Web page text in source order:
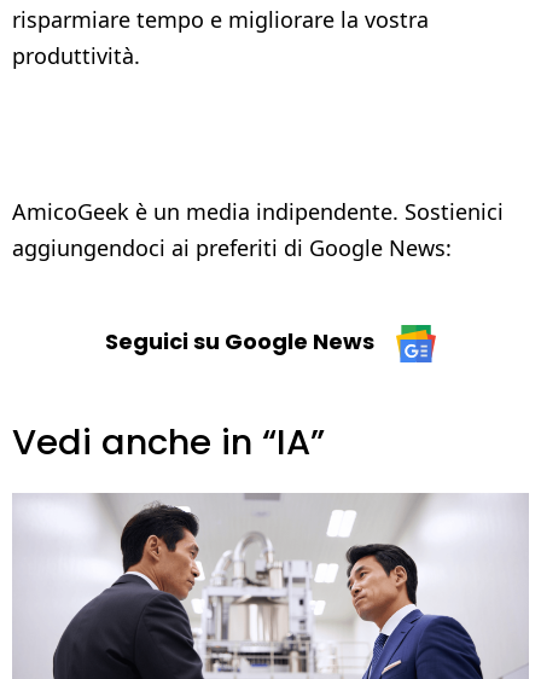
risparmiare tempo e migliorare la vostra
produttività.
AmicoGeek è un media indipendente. Sostienici
aggiungendoci ai preferiti di Google News:
Seguici su Google News
Vedi anche in “IA”